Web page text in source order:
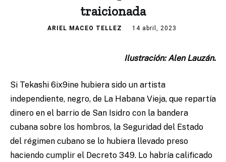
traicionada
ARIEL MACEO TELLEZ 14 abril, 2023
Ilustración: Alen Lauzán.
Si Tekashi 6ix9ine hubiera sido un artista
independiente, negro, de La Habana Vieja, que repartía
dinero en el barrio de San Isidro con la bandera
cubana sobre los hombros, la Seguridad del Estado
del régimen cubano se lo hubiera llevado preso
haciendo cumplir el Decreto 349. Lo habría calificado